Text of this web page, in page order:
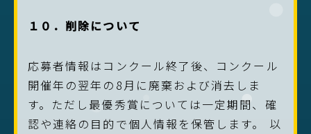
１０．削除について
応募者情報はコンクール終了後、コンクール
開催年の翌年の8月に廃棄および消去しま
す。ただし最優秀賞については一定期間、確
認や連絡の目的で個人情報を保管します。 以